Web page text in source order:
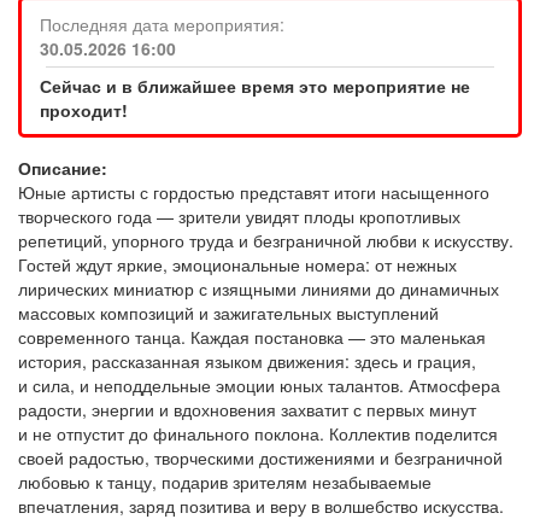
ТВ программа Я - пенсионер
Последняя дата мероприятия:
30.05.2026 16:00
Сейчас и в ближайшее время это мероприятие не
проходит!
Описание:
Юные артисты с гордостью представят итоги насыщенного
творческого года — зрители увидят плоды кропотливых
репетиций, упорного труда и безграничной любви к искусству.
Гостей ждут яркие, эмоциональные номера: от нежных
лирических миниатюр с изящными линиями до динамичных
массовых композиций и зажигательных выступлений
современного танца. Каждая постановка — это маленькая
история, рассказанная языком движения: здесь и грация,
и сила, и неподдельные эмоции юных талантов. Атмосфера
радости, энергии и вдохновения захватит с первых минут
и не отпустит до финального поклона. Коллектив поделится
своей радостью, творческими достижениями и безграничной
любовью к танцу, подарив зрителям незабываемые
впечатления, заряд позитива и веру в волшебство искусства.